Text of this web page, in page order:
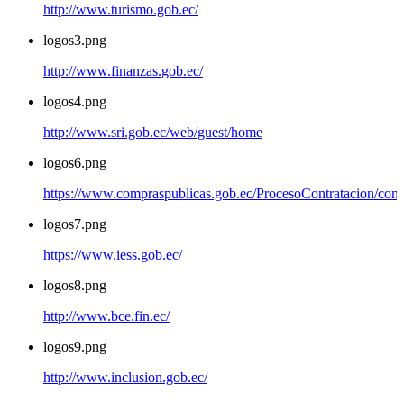
http://www.turismo.gob.ec/
logos3.png
http://www.finanzas.gob.ec/
logos4.png
http://www.sri.gob.ec/web/guest/home
logos6.png
https://www.compraspublicas.gob.ec/ProcesoContratacion/
logos7.png
https://www.iess.gob.ec/
logos8.png
http://www.bce.fin.ec/
logos9.png
http://www.inclusion.gob.ec/